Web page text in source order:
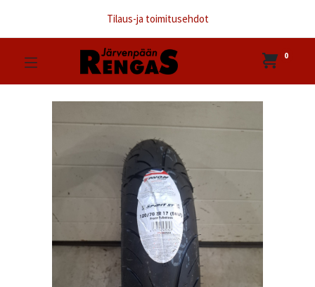
Tilaus-ja toimitusehdot
0